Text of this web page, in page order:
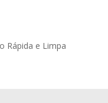
Rápida e Limpa